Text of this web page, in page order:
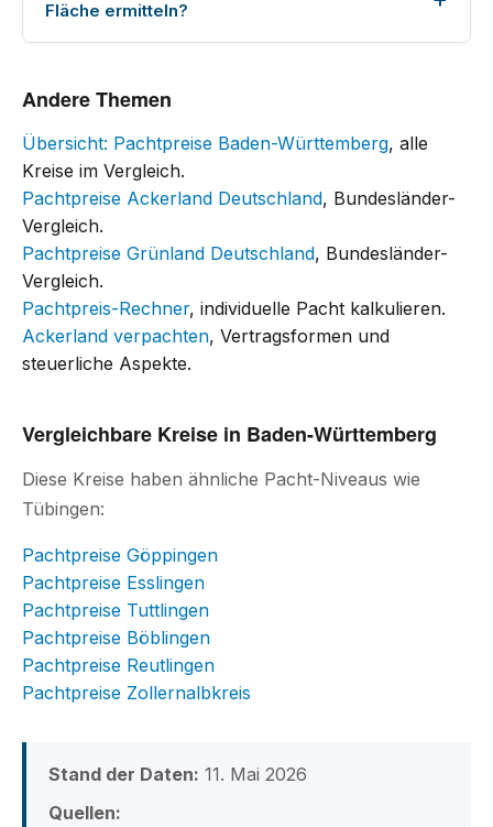
Fläche ermitteln?
Andere Themen
Übersicht: Pachtpreise Baden-Württemberg, alle
Kreise im Vergleich.
Pachtpreise Ackerland Deutschland, Bundesländer-
Vergleich.
Pachtpreise Grünland Deutschland, Bundesländer-
Vergleich.
Pachtpreis-Rechner, individuelle Pacht kalkulieren.
Ackerland verpachten, Vertragsformen und
steuerliche Aspekte.
Vergleichbare Kreise in Baden-Württemberg
Diese Kreise haben ähnliche Pacht-Niveaus wie
Tübingen:
Pachtpreise Göppingen
Pachtpreise Esslingen
Pachtpreise Tuttlingen
Pachtpreise Böblingen
Pachtpreise Reutlingen
Pachtpreise Zollernalbkreis
Stand der Daten: 11. Mai 2026
Quellen: